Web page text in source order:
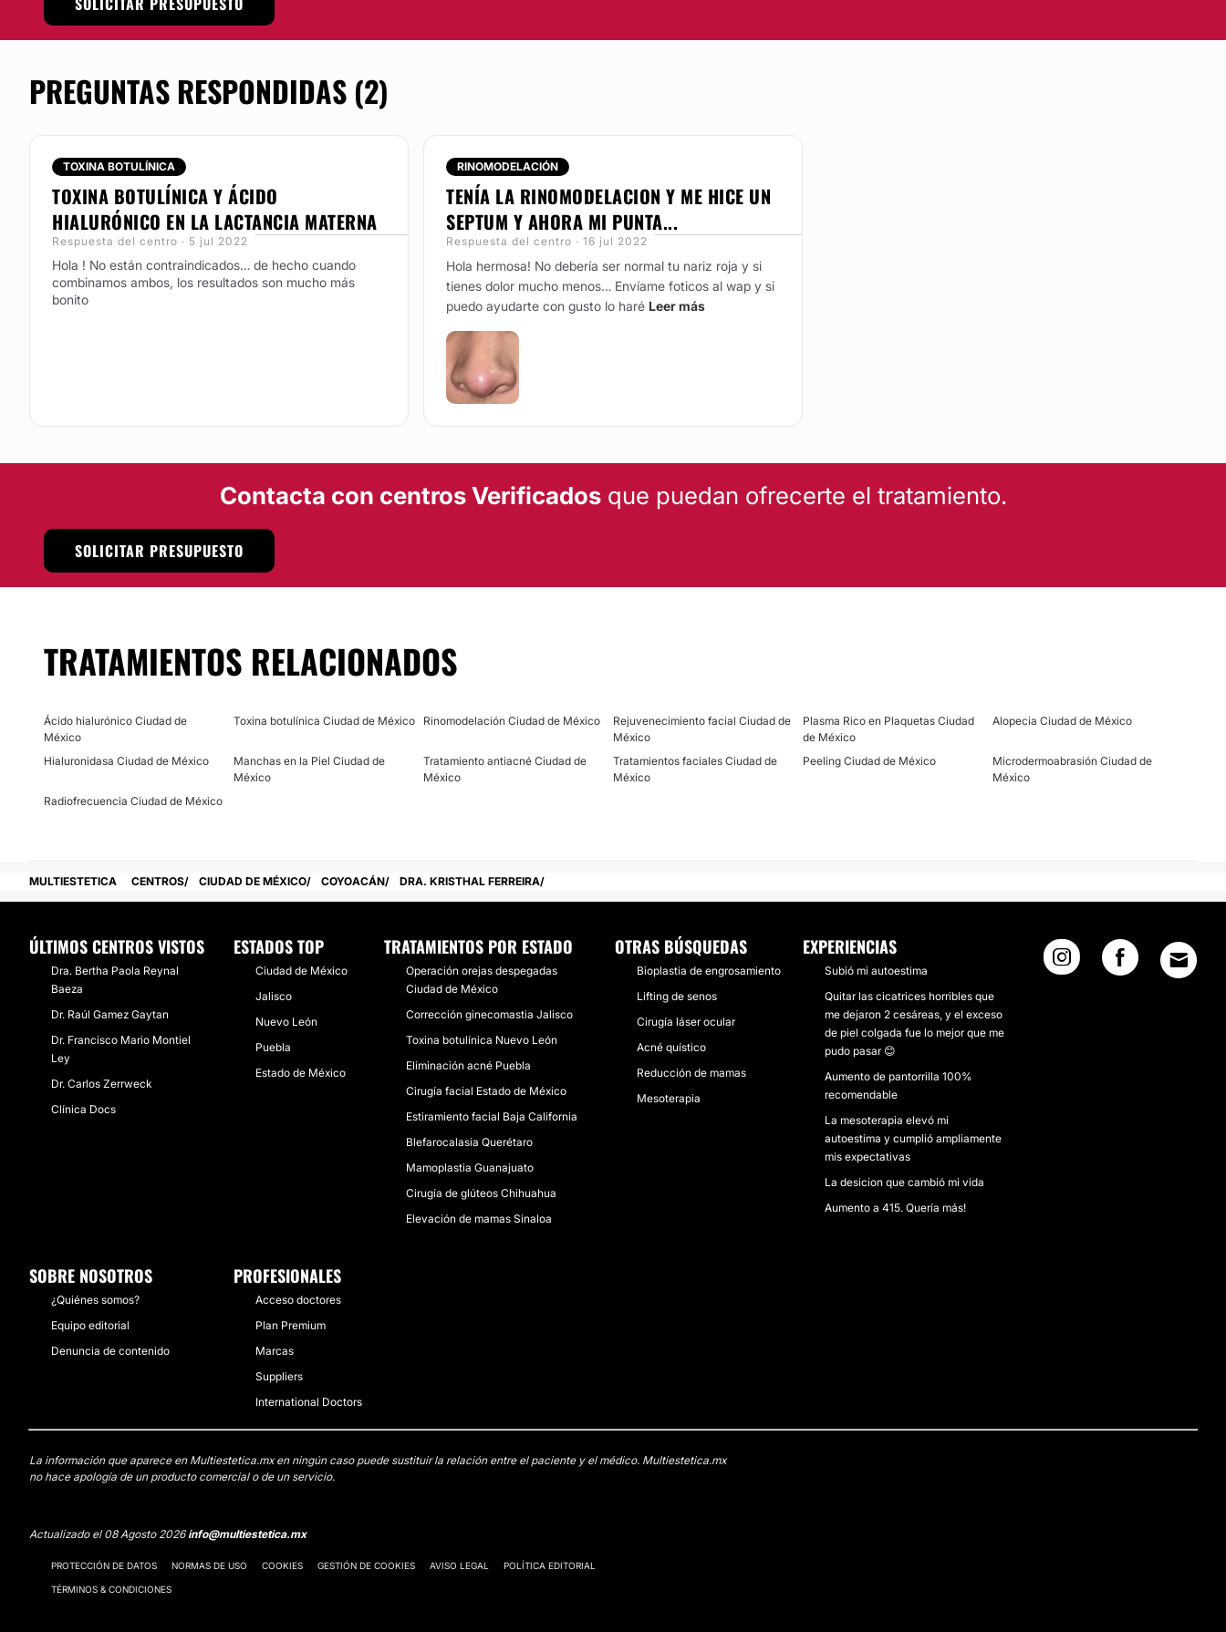
Localización
la Ciudad de México para ofrecer la mejor atención personalizada a sus pacientes.
Financiación o facilidades de pago:
No
PREGUNTAS RESPONDIDAS (2)
TOXINA BOTULÍNICA
TOXINA BOTULÍNICA Y ÁCIDO
HIALURÓNICO EN LA LACTANCIA MATERNA
Respuesta del centro · 5 jul 2022
Hola ! No están contraindicados… de hecho cuando
combinamos ambos, los resultados son mucho más
bonito
RINOMODELACIÓN
TENÍA LA RINOMODELACION Y ME HICE UN
SEPTUM Y AHORA MI PUNTA...
Respuesta del centro · 16 jul 2022
Hola hermosa! No debería ser normal tu nariz roja y si
tienes dolor mucho menos… Envíame foticos al wap y si
puedo ayudarte con gusto lo haré Leer más
Contacta con centros Verificadosque puedan ofrecerte el tratamiento.
SOLICITAR PRESUPUESTO
TRATAMIENTOS RELACIONADOS
Ácido hialurónico Ciudad de
México
Toxina botulínica Ciudad de México Rinomodelación Ciudad de México
Rejuvenecimiento facial Ciudad de
México
Plasma Rico en Plaquetas Ciudad
de México
Alopecia Ciudad de México
Hialuronidasa Ciudad de México
Manchas en la Piel Ciudad de
México
Tratamiento antiacné Ciudad de
México
Tratamientos faciales Ciudad de
México
Peeling Ciudad de México
Microdermoabrasión Ciudad de
México
Radiofrecuencia Ciudad de México
MULTIESTETICA CENTROS CIUDAD DE MÉXICO COYOACÁN DRA. KRISTHAL FERREIRA
ÚLTIMOS CENTROS VISTOS
Dra. Bertha Paola Reynal
Baeza
Dr. Raúl Gamez Gaytan​
Dr. Francisco Mario Montiel
Ley
Dr. Carlos Zerrweck
Clínica Docs
ESTADOS TOP
Ciudad de México
Jalisco
Nuevo León
Puebla
Estado de México
TRATAMIENTOS POR ESTADO
Operación orejas despegadas
Ciudad de México
Corrección ginecomastia Jalisco
Toxina botulínica Nuevo León
Eliminación acné Puebla
Cirugía facial Estado de México
Estiramiento facial Baja California
Blefarocalasia Querétaro
Mamoplastia Guanajuato
Cirugía de glúteos Chihuahua
Elevación de mamas Sinaloa
OTRAS BÚSQUEDAS
Bioplastia de engrosamiento
Lifting de senos
Cirugía láser ocular
Acné quístico
Reducción de mamas
Mesoterapia
EXPERIENCIAS
Subió mi autoestima
Quitar las cicatrices horribles que
me dejaron 2 cesáreas, y el exceso
de piel colgada fue lo mejor que me
pudo pasar 😊
Aumento de pantorrilla 100%
recomendable
La mesoterapia elevó mi
autoestima y cumplió ampliamente
mis expectativas
La desicion que cambió mi vida
Aumento a 415. Quería más!
SOBRE NOSOTROS
¿Quiénes somos?
Equipo editorial
Denuncia de contenido
PROFESIONALES
Acceso doctores
Plan Premium
Marcas
Suppliers
International Doctors
La información que aparece en Multiestetica.mx en ningún caso puede sustituir la relación entre el paciente y el médico. Multiestetica.mx
no hace apología de un producto comercial o de un servicio.
Actualizado el 08 Agosto 2026info@multiestetica.mx
PROTECCIÓN DE DATOS NORMAS DE USO COOKIES GESTIÓN DE COOKIES AVISO LEGAL POLÍTICA EDITORIAL
TÉRMINOS & CONDICIONES